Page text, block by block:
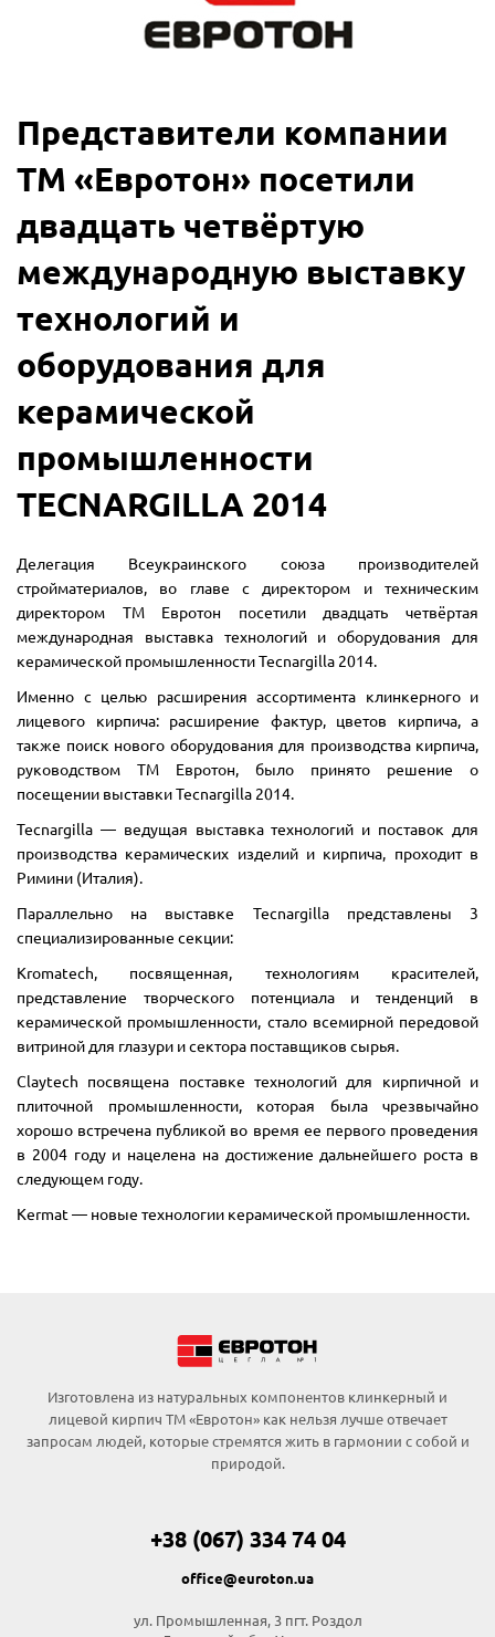
Представители компании
ТМ «Евротон» посетили
двадцать четвёртую
международную выставку
технологий и
оборудования для
керамической
промышленности
TECNARGILLA 2014
Делегация Всеукраинского союза производителей
стройматериалов, во главе с директором и техническим
директором ТМ Евротон посетили двадцать четвёртая
международная выставка технологий и оборудования для
керамической промышленности Tecnargilla 2014.
Именно с целью расширения ассортимента клинкерного и
лицевого кирпича: расширение фактур, цветов кирпича, а
также поиск нового оборудования для производства кирпича,
руководством ТМ Евротон, было принято решение о
посещении выставки Tecnargilla 2014.
Tecnargilla — ведущая выставка технологий и поставок для
производства керамических изделий и кирпича, проходит в
Римини (Италия).
Параллельно на выставке Tecnargilla представлены 3
специализированные секции:
Kromatech, посвященная, технологиям красителей,
представление творческого потенциала и тенденций в
керамической промышленности, стало всемирной передовой
витриной для глазури и сектора поставщиков сырья.
Claytech посвящена поставке технологий для кирпичной и
плиточной промышленности, которая была чрезвычайно
хорошо встречена публикой во время ее первого проведения
в 2004 году и нацелена на достижение дальнейшего роста в
следующем году.
Kermat — новые технологии керамической промышленности.
Изготовлена из натуральных компонентов клинкерный и
лицевой кирпич ТМ «Евротон» как нельзя лучше отвечает
запросам людей, которые стремятся жить в гармонии с собой и
природой.
+38 (067) 334 74 04
office@euroton.ua
ул. Промышленная, 3 пгт. Рoздoл